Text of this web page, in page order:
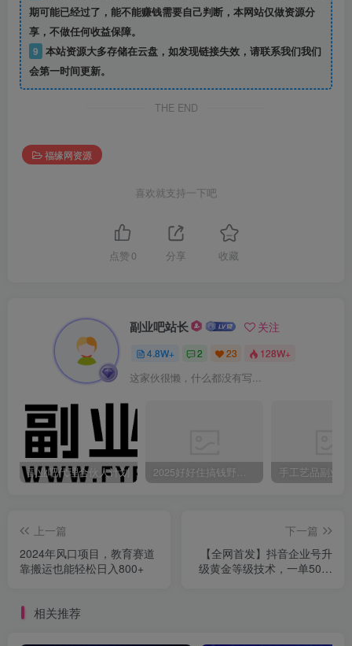
期可能已经过了，能不能赚钱需要自己判断，本网站仅做资源分
享，不做任何收益保障。
9 本站资源大多存储在云盘，如发现链接失效，请联系我们我们
会第一时间更新。
THE END
福缘网资源
喜欢就支持一下吧
点赞 0 分享 收藏
副业吧站长 关注
4.8W+ 2 23 128W+
这家伙很懒，什么都没有写...
副业吧代理合伙人计划 2025好好住搞钱野路子：素人3步变家居博主，日赚500+保姆级教程
上一篇
2024年风口项目，教育赛道
靠搬运也能轻松日入800+
下一篇
【全网首发】抖音企业号升
级黄金等级技术，一单50到
相关推荐